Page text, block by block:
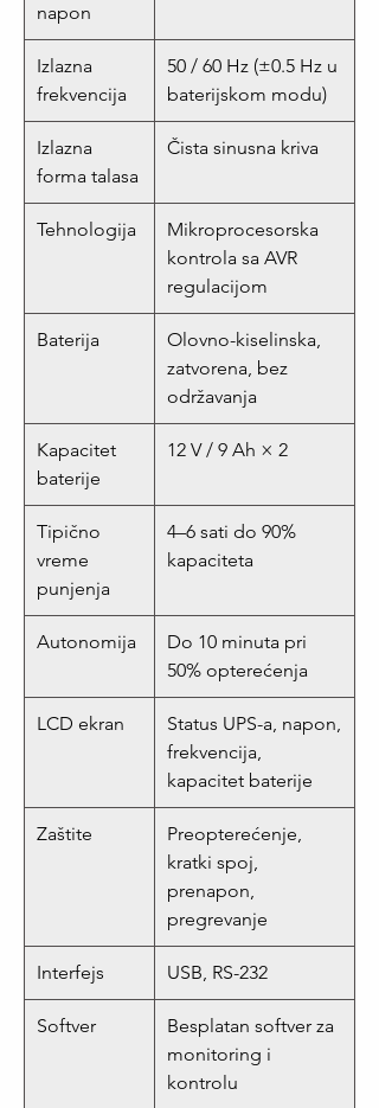
napon
Izlazna
frekvencija
50 / 60 Hz (±0.5 Hz u
baterijskom modu)
Izlazna
forma talasa
Čista sinusna kriva
Tehnologija
Mikroprocesorska
kontrola sa AVR
regulacijom
Baterija
Olovno-kiselinska,
zatvorena, bez
održavanja
Kapacitet
baterije
12 V / 9 Ah × 2
Tipično
vreme
punjenja
4–6 sati do 90%
kapaciteta
Autonomija
Do 10 minuta pri
50% opterećenja
LCD ekran
Status UPS-a, napon,
frekvencija,
kapacitet baterije
Zaštite
Preopterećenje,
kratki spoj,
prenapon,
pregrevanje
Interfejs USB, RS-232
Softver
Besplatan softver za
monitoring i
kontrolu